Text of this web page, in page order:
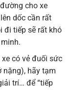
cho xe
dốc cần rất
đi tiếp sẽ rất khó
xe có vẻ đuối sức
nặng), hãy tạm
trí… để “tiếp